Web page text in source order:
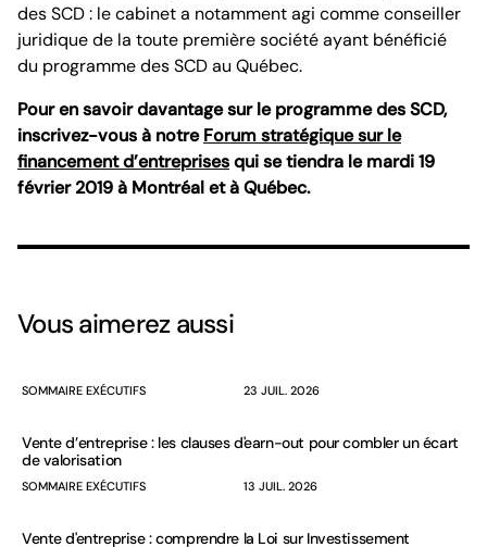
des SCD : le cabinet a notamment agi comme conseiller
juridique de la toute première société ayant bénéficié
du programme des SCD au Québec.
Pour en savoir davantage sur le programme des SCD,
inscrivez-vous à notreForum stratégique sur le
financement d’entreprisesqui se tiendra le mardi 19
février 2019 à Montréal et à Québec.
Vous aimerez aussi
SOMMAIRE EXÉCUTIFS 23 JUIL. 2026
Vente d’entreprise : les clauses d'earn-out pour combler un écart
de valorisation
SOMMAIRE EXÉCUTIFS 13 JUIL. 2026
Vente d'entreprise : comprendre la Loi sur Investissement